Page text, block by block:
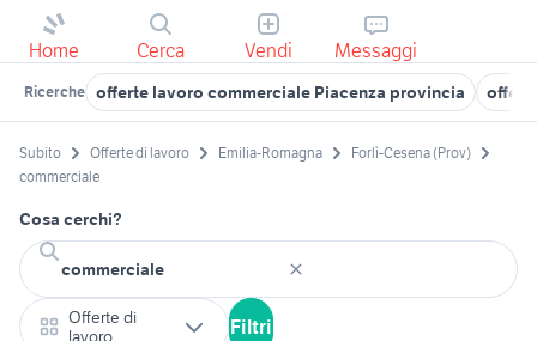
Home Cerca Vendi Messaggi
Ricerche offerte lavoro commerciale Piacenza provincia
Subito Offerte di lavoro Emilia-Romagna
Forlì-Cesena (Prov)
commerciale
Cosa cerchi?
Offerte di
lavoro
Filtri